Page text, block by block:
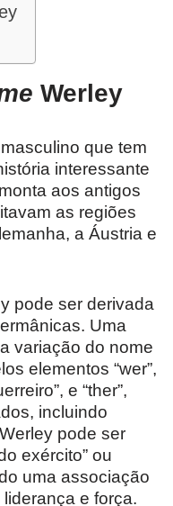
Werley
que tem
interessante
aos antigos
as regiões
a Áustria e
pode ser derivada
Uma
variação do nome
elementos “wer”,
e “ther”,
incluindo
pode ser
exército” ou
uma associação
e força.